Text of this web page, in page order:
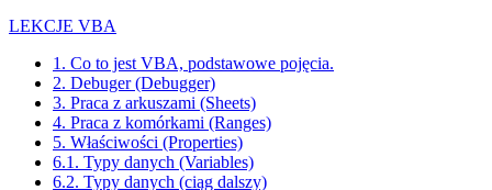
LEKCJE VBA
1. Co to jest VBA, podstawowe pojęcia.
2. Debuger (Debugger)
3. Praca z arkuszami (Sheets)
4. Praca z komórkami (Ranges)
5. Właściwości (Properties)
6.1. Typy danych (Variables)
6.2. Typy danych (ciąg dalszy)